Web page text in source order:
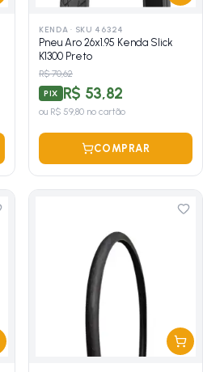
KENDA · SKU 46324
Pneu Aro 26x1.95 Kenda Slick
K1300 Preto
R$ 70,62
PIX R$ 53,82
ou R$ 59,80 no cartão
COMPRAR